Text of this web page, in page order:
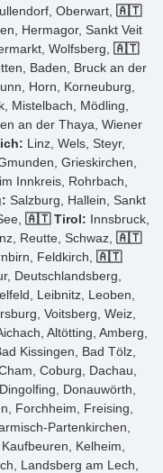
Oberwart, 🇦🇹
Hermagor, Sankt Veit
Wolfsberg, 🇦🇹
Baden, Bruck an der
Horn, Korneuburg,
Mistelbach, Mödling,
an der Thaya, Wiener
Linz, Wels, Steyr,
Grieskirchen,
Innkreis, Rohrbach,
Salzburg, Hallein, Sankt
🇦🇹 Tirol: Innsbruck,
Reutte, Schwaz, 🇦🇹
Feldkirch, 🇦🇹
Deutschlandsberg,
Leibnitz, Leoben,
Voitsberg, Weiz,
Altötting, Amberg,
Kissingen, Bad Tölz,
Coburg, Dachau,
Donauwörth,
Forchheim, Freising,
Partenkirchen,
Kelheim,
Landsberg am Lech,